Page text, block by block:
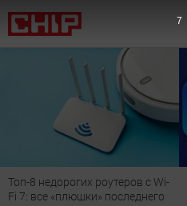
Подпишись на наш канал в
мессенджере МАХ
6